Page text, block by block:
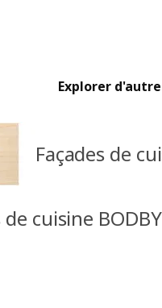
Explorer
Façades de
de cuisine